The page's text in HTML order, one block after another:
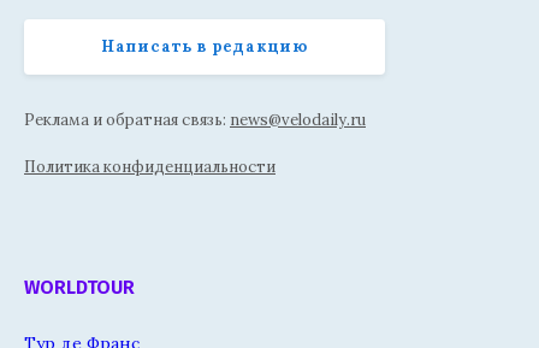
Написать в редакцию
Реклама и обратная связь: news@velodaily.ru
Политика конфиденциальности
WORLDTOUR
Тур де Франс